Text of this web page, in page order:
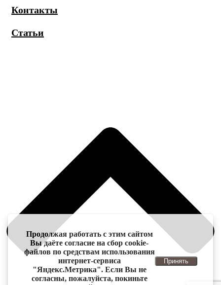
Контакты
Статьи
Продолжая работать с этим сайтом
Вы даёте согласие на сбор cookie-
файлов по средствам использования
интернет-сервиса
"Яндекс.Метрика". Если Вы не
согласны, пожалуйста, покиньте
Принять